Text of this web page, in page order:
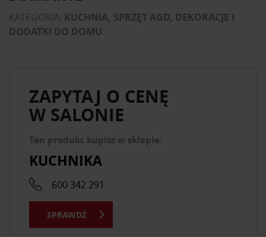
KATEGORIA: KUCHNIA, SPRZĘT AGD, DEKORACJE I
DODATKI DO DOMU
ZAPYTAJ O CENĘ
W SALONIE
Ten produkt kupisz w sklepie:
KUCHNIKA
600 342 291
SPRAWDŹ